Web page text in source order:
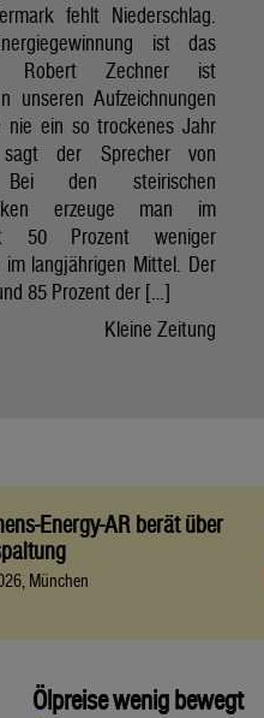
fehlt Niederschlag.
ist das
Robert Zechner ist
unseren Aufzeichnungen
nie ein so trockenes Jahr
sagt der Sprecher von
Bei den steirischen
erzeuge man im
50 Prozent weniger
im langjährigen Mittel. Der
85 Prozent der […]
Kleine Zeitung
Energy-AR berät über
München
Ölpreise wenig bewegt